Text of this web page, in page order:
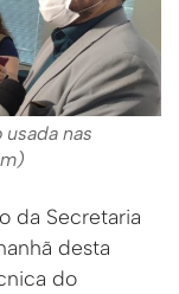
nas
da Secretaria
desta
do